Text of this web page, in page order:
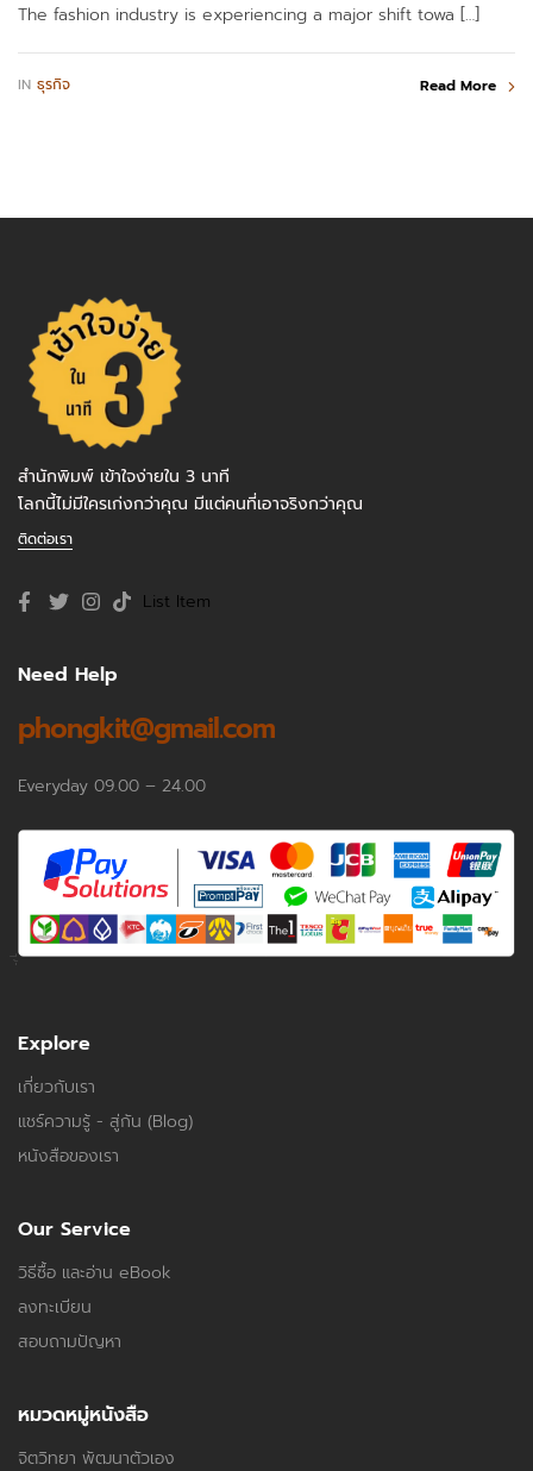
The fashion industry is experiencing a major shift towa […]
IN ธุรกิจ Read More
สำนักพิมพ์ เข้าใจง่ายใน 3 นาที
โลกนี้ไม่มีใครเก่งกว่าคุณ มีแต่คนที่เอาจริงกว่าคุณ
ติดต่อเรา
List Item
Need Help
phongkit@gmail.com
Everyday 09.00 – 24.00
Explore
เกี่ยวกับเรา
แชร์ความรู้ - สู่กัน (Blog)
หนังสือของเรา
Our Service
วิธีซื้อ และอ่าน eBook
ลงทะเบียน
สอบถามปัญหา
หมวดหมู่หนังสือ
จิตวิทยา พัฒนาตัวเอง